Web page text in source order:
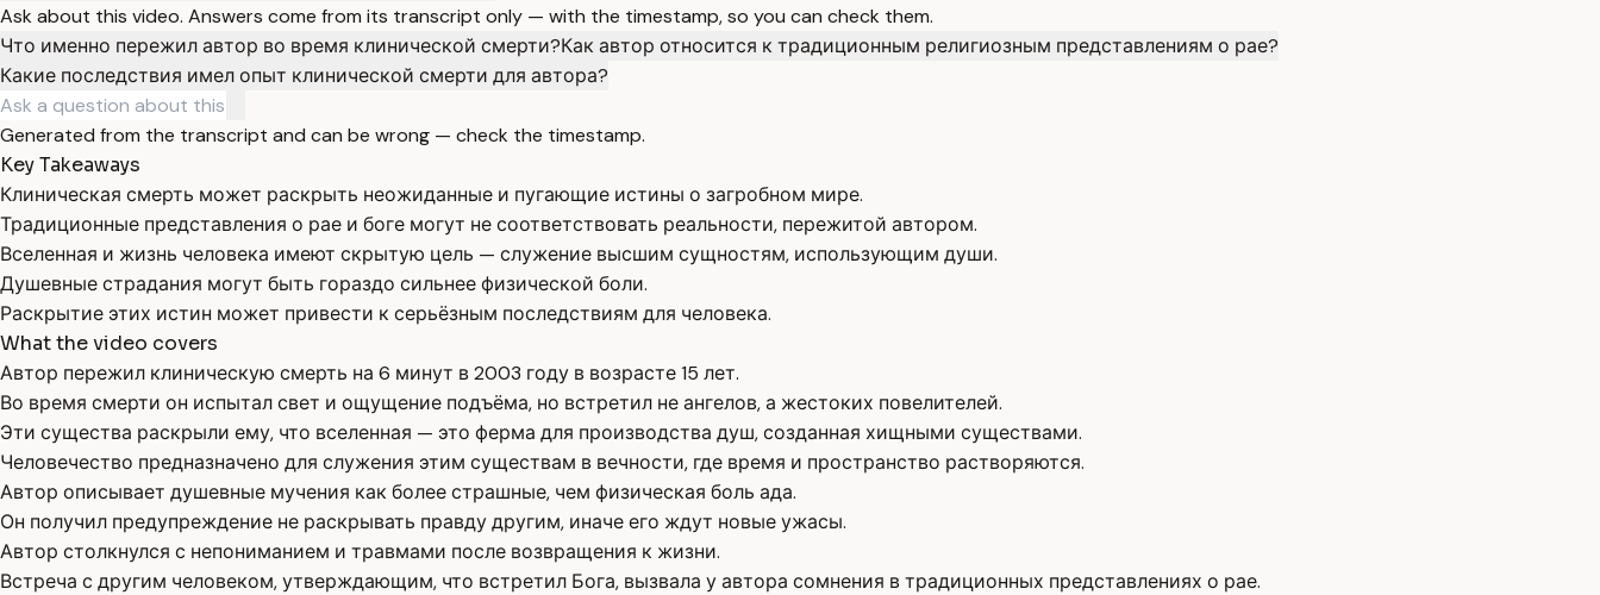
Ask about this video. Answers come from its transcript only — with the timestamp, so you can check them.
Что именно пережил автор во время клинической смерти?Как автор относится к традиционным религиозным представлениям о рае?
Какие последствия имел опыт клинической смерти для автора?
Generated from the transcript and can be wrong — check the timestamp.
Key Takeaways
Клиническая смерть может раскрыть неожиданные и пугающие истины о загробном мире.
Традиционные представления о рае и боге могут не соответствовать реальности, пережитой автором.
Вселенная и жизнь человека имеют скрытую цель — служение высшим сущностям, использующим души.
Душевные страдания могут быть гораздо сильнее физической боли.
Раскрытие этих истин может привести к серьёзным последствиям для человека.
What the video covers
Автор пережил клиническую смерть на 6 минут в 2003 году в возрасте 15 лет.
Во время смерти он испытал свет и ощущение подъёма, но встретил не ангелов, а жестоких повелителей.
Эти существа раскрыли ему, что вселенная — это ферма для производства душ, созданная хищными существами.
Человечество предназначено для служения этим существам в вечности, где время и пространство растворяются.
Автор описывает душевные мучения как более страшные, чем физическая боль ада.
Он получил предупреждение не раскрывать правду другим, иначе его ждут новые ужасы.
Автор столкнулся с непониманием и травмами после возвращения к жизни.
Встреча с другим человеком, утверждающим, что встретил Бога, вызвала у автора сомнения в традиционных представлениях о рае.